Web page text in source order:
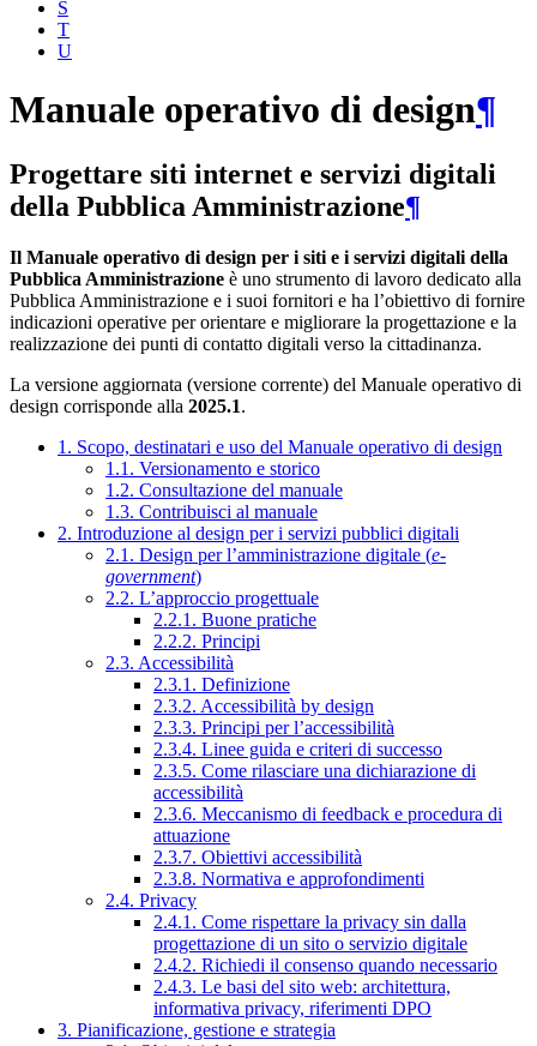
S
T
U
Manuale operativo di design¶
Progettare siti internet e servizi digitali
della Pubblica Amministrazione¶
Il Manuale operativo di design per i siti e i servizi digitali della
Pubblica Amministrazione è uno strumento di lavoro dedicato alla
Pubblica Amministrazione e i suoi fornitori e ha l’obiettivo di fornire
indicazioni operative per orientare e migliorare la progettazione e la
realizzazione dei punti di contatto digitali verso la cittadinanza.
La versione aggiornata (versione corrente) del Manuale operativo di
design corrisponde alla 2025.1.
1. Scopo, destinatari e uso del Manuale operativo di design
1.1. Versionamento e storico
1.2. Consultazione del manuale
1.3. Contribuisci al manuale
2. Introduzione al design per i servizi pubblici digitali
2.1. Design per l’amministrazione digitale (e-
government)
2.2. L’approccio progettuale
2.2.1. Buone pratiche
2.2.2. Principi
2.3. Accessibilità
2.3.1. Definizione
2.3.2. Accessibilità by design
2.3.3. Principi per l’accessibilità
2.3.4. Linee guida e criteri di successo
2.3.5. Come rilasciare una dichiarazione di
accessibilità
2.3.6. Meccanismo di feedback e procedura di
attuazione
2.3.7. Obiettivi accessibilità
2.3.8. Normativa e approfondimenti
2.4. Privacy
2.4.1. Come rispettare la privacy sin dalla
progettazione di un sito o servizio digitale
2.4.2. Richiedi il consenso quando necessario
2.4.3. Le basi del sito web: architettura,
informativa privacy, riferimenti DPO
3. Pianificazione, gestione e strategia